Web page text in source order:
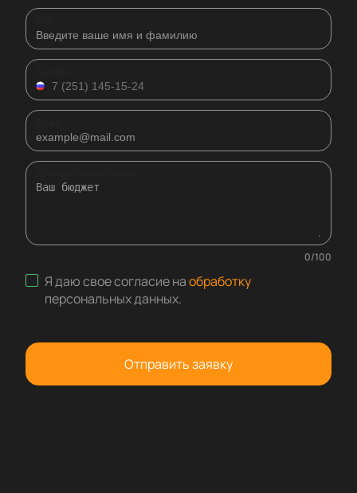
0/100
Я даю свое согласие наобработку
персональных данных.
Отправить заявку